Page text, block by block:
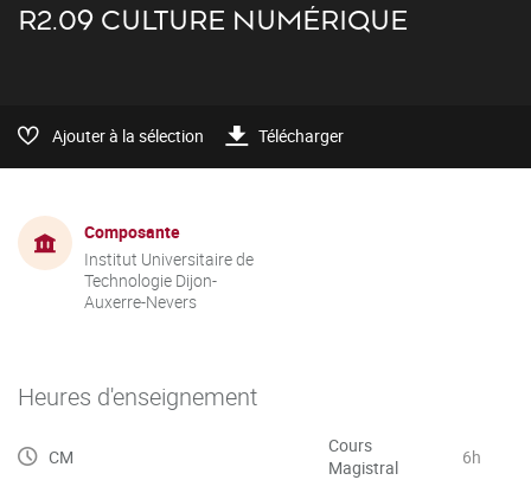
R2.09 CULTURE NUMÉRIQUE
Ajouter à la sélection Télécharger
Composante
Institut Universitaire de
Technologie Dijon-
Auxerre-Nevers
Heures d'enseignement
CM
Cours
Magistral
6h